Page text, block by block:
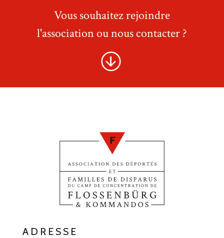
Vous souhaitez rejoindre
l'association ou nous contacter ?
ADRESSE